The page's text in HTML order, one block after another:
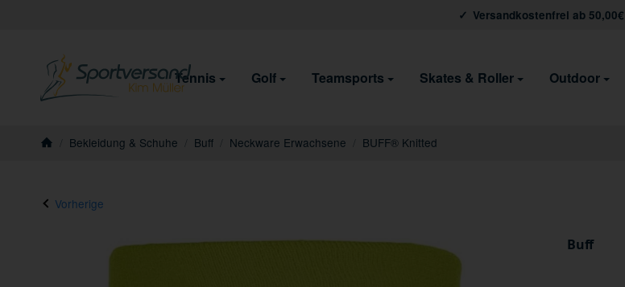
Versandkostenfrei ab 50,00€
Tennis Golf Teamsports Skates & Roller Outdoor
Bekleidung & Schuhe Buff Neckware Erwachsene BUFF® Knitted
Vorherige
Buff